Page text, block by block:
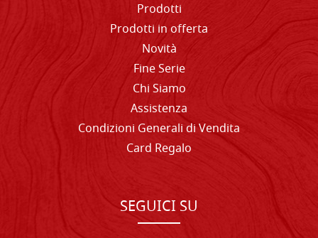
Prodotti
Prodotti in offerta
Novità
Fine Serie
Chi Siamo
Assistenza
Condizioni Generali di Vendita
Card Regalo
SEGUICI SU